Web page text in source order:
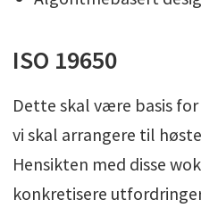
ISO 19650
Dette skal være basis for
vi skal arrangere til
Hensikten med disse
konkretisere